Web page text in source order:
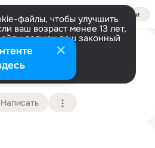
Войти
файлы, чтобы улучшить
ваш возраст менее 13 лет,
должен ваш законный
информации
Настроить
23 октября (57 лет)
школа Подробнее
Написать